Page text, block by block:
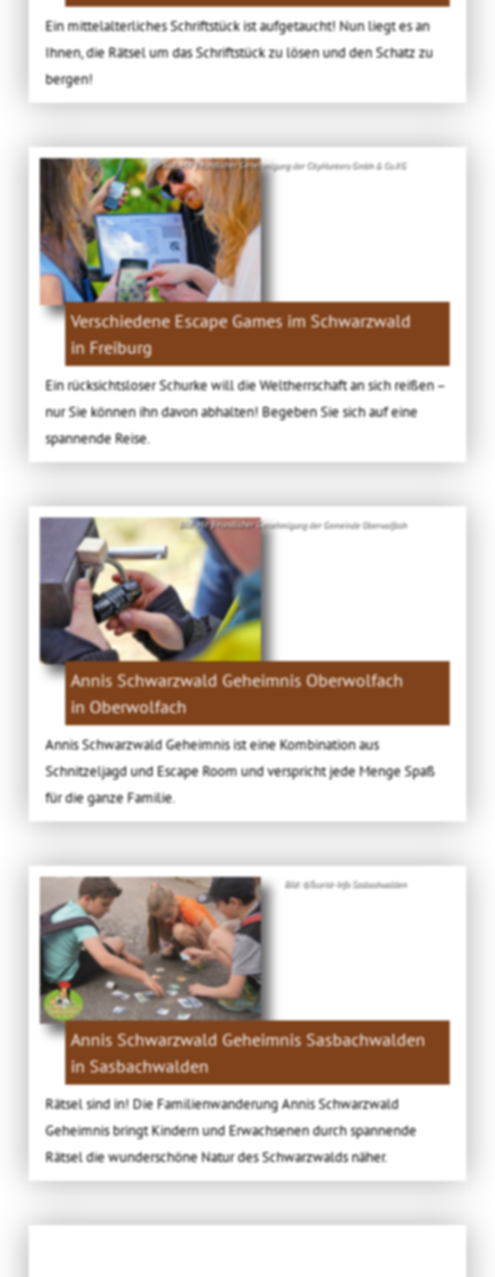
Ein mittelalterliches Schriftstück ist aufgetaucht! Nun liegt es an
Ihnen, die Rätsel um das Schriftstück zu lösen und den Schatz zu
bergen!
Bild: Mit freundlicher Genehmigung der CityHunters Gmbh & Co.KG
Verschiedene Escape Games im Schwarzwald
in Freiburg
Ein rücksichtsloser Schurke will die Weltherrschaft an sich reißen –
nur Sie können ihn davon abhalten! Begeben Sie sich auf eine
spannende Reise.
Bild: Mit freundlicher Genehmigung der Gemeinde Oberwolfach
Annis Schwarzwald Geheimnis Oberwolfach
in Oberwolfach
Annis Schwarzwald Geheimnis ist eine Kombination aus
Schnitzeljagd und Escape Room und verspricht jede Menge Spaß
für die ganze Familie.
Bild: ©Tourist-Info Sasbachwalden
Annis Schwarzwald Geheimnis Sasbachwalden
in Sasbachwalden
Rätsel sind in! Die Familienwanderung Annis Schwarzwald
Geheimnis bringt Kindern und Erwachsenen durch spannende
Rätsel die wunderschöne Natur des Schwarzwalds näher.